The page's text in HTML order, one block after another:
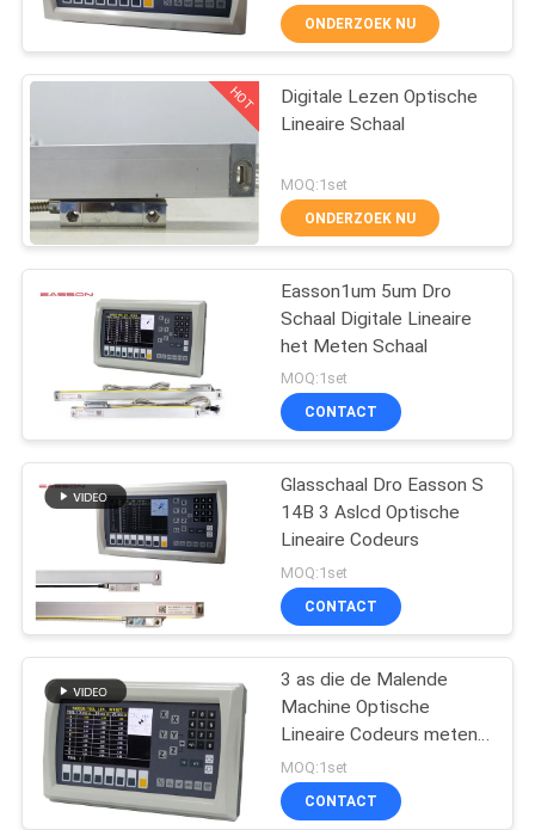
NEEM
CONTACT
ONS
OP
NIEUWS
GEVALLEN
SITEMAP
PRIVACY
POLICY
De Lineaire Codeur
van de glasschaal
Micro- Lineaire
Codeur
Digitaal
Lezensysteem
16
ONDERZOEK NU
HOT
Digitale Lezen Optische
Lineaire Schaal
MOQ:1set
ONDERZOEK NU
Easson1um 5um Dro
Schaal Digitale Lineaire
het Meten Schaal
MOQ:1set
CONTACT
Glasschaal Dro Easson S
14B 3 Aslcd Optische
Lineaire Codeurs
MOQ:1set
CONTACT
3 as die de Malende
Machine Optische
Lineaire Codeurs meten
van de
Hulpmiddelendraaibank
MOQ:1set
CONTACT